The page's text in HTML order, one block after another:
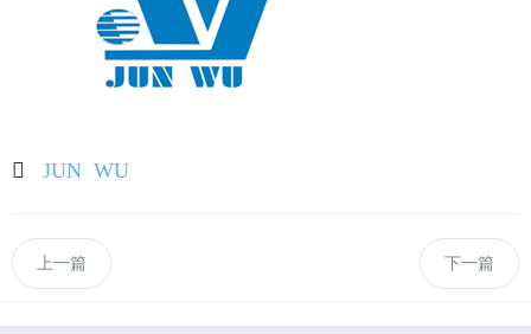
JUN WU
上一篇 下一篇